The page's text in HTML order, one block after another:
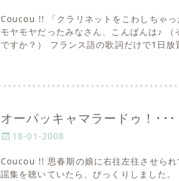
s
t
e
n
Coucou !! 「クラリネットをこわしちゃ
モヤモヤだったみなさん、こんばんは♪
ですか？） フランス語の歌詞だけで1日放
オーパッキャマラードゥ！･･
P
s
t
18-01-2008
Coucou !! 思春期の娘に右往左往させら
謡集を聴いていたら、びっくりしました